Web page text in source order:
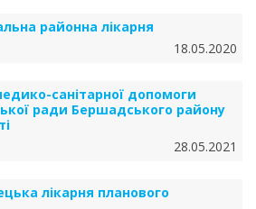
районна лікарня
18.05.2020
санітарної допомоги
ради Бершадського району
28.05.2021
лікарня планового